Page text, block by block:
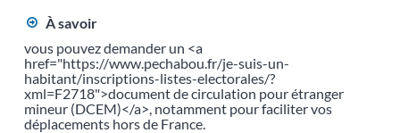
À savoir
vous pouvez demander un <a
href="https://www.pechabou.fr/je-suis-un-
habitant/inscriptions-listes-electorales/?
xml=F2718">document de circulation pour étranger
mineur (DCEM)</a>, notamment pour faciliter vos
déplacements hors de France.